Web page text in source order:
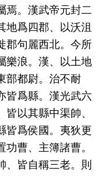
焉。漢武帝元封二
地爲四郡、以沃沮
郡句麗西北。今所
樂浪。漢、以土地
部都尉。治不耐
皆爲縣。漢光武六
以其縣中渠帥、
皆爲侯國。夷狄更
曹、主簿諸曹。
、皆自稱三老。則